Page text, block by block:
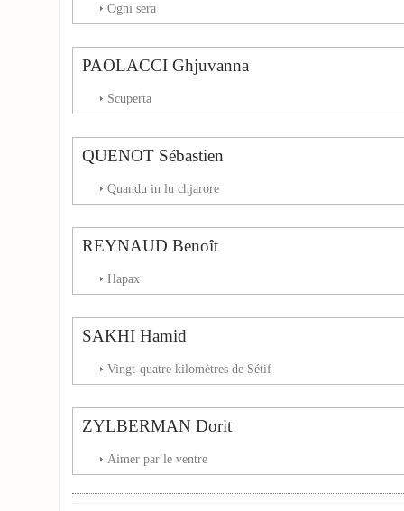
Ogni sera
PAOLACCI Ghjuvanna
Scuperta
QUENOT Sébastien
Quandu in lu chjarore
REYNAUD Benoît
Hapax
SAKHI Hamid
Vingt-quatre kilomètres de Sétif
ZYLBERMAN Dorit
Aimer par le ventre